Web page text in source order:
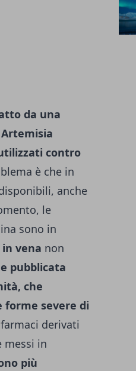
da una
Artemisia
contro
è che in
anche
le
sono in
vena non
pubblicata
che
forme severe di
derivati
messi in
più